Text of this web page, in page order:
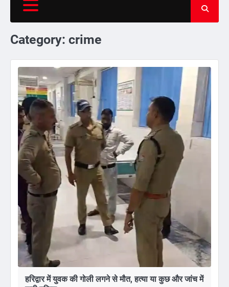
Category: crime
हरिद्वार में युवक की गोली लगने से मौत, हत्या या कुछ और जांच में